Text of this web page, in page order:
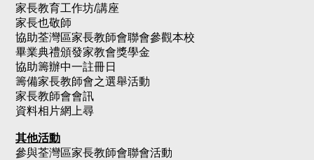
家長教育工作坊/講座
家長也敬師
協助荃灣區家長教師會聯會參觀本校
畢業典禮頒發家教會獎學金
協助籌辦中一註冊日
籌備家長教師會之選舉活動
家長教師會會訊
資料相片網上尋
其他活動
參與荃灣區家長教師會聯會活動